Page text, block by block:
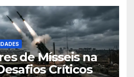
de Mísseis na
Críticos